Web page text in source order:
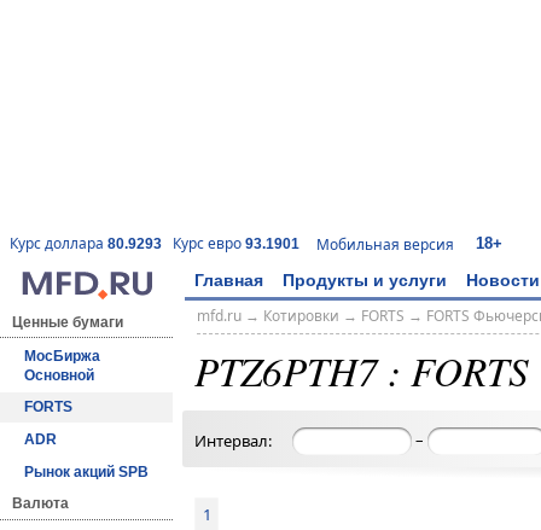
Курс доллара 80.9293 Курс евро 93.1901 Мобильная версия 18+
Главная Продукты и услуги Новости
Ценные бумаги
МосБиржа
Основной
FORTS
ADR
Рынок акций SPB
Валюта
mfd.ru→ Котировки → FORTS → FORTS
PTZ6PTH7 : FORTS
Интервал: –
1